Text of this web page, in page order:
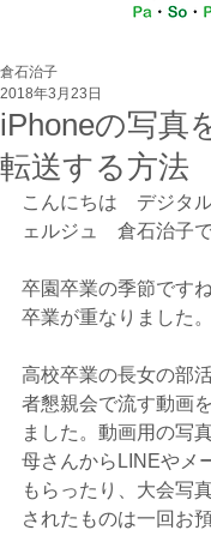
iPhoneの写真
転送する方法
倉石治子
2018年3月23日
こんにちは　デジタ
ェルジュ　倉石治子で
卒園卒業の季節です
卒業が重なりました。
高校卒業の長女の部
者懇親会で流す動画
ました。動画用の写
母さんからLINEやメ
もらったり、大会写
されたものは一回お